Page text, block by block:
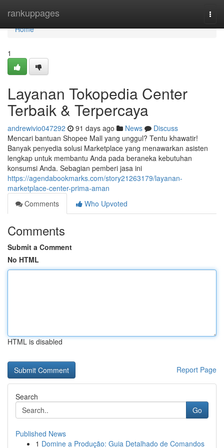
rankuppages
Home
Home
1
Layanan Tokopedia Center
Terbaik & Terpercaya
andrewivio047292 91 days ago News
Discuss
Mencari bantuan Shopee Mall yang unggul? Tentu khawatir!
Banyak penyedia solusi Marketplace yang menawarkan asisten
lengkap untuk membantu Anda pada beraneka kebutuhan
konsumsi Anda. Sebagian pemberi jasa ini
https://agendabookmarks.com/story21263179/layanan-
marketplace-center-prima-aman
Comments
Who Upvoted
Comments
Submit a Comment
No HTML
HTML is disabled
Report Page
Search
Go
Published News
1 Domine a Produção: Guia Detalhado de Comandos